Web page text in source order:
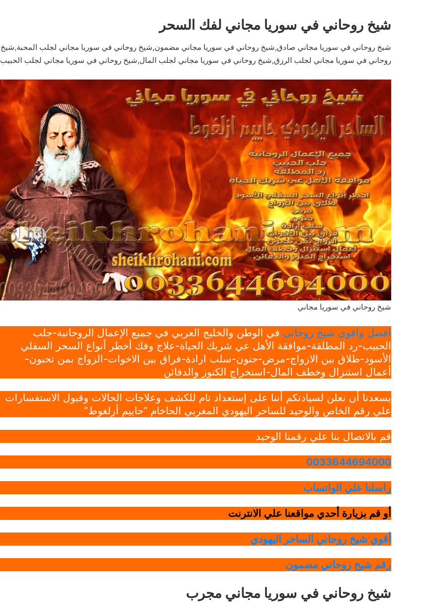
شيخ روحاني في سوريا مجاني لفك السحر
شيخ روحاني في سوريا مجاني صادق,شيخ روحاني في سوريا مجاني مضمون,شيخ روحاني في سوريا مجاني لجلب المحبة,شيخ
روحاني في سوريا مجاني لجلب الرزق,شيخ روحاني في سوريا مجاني لجلب المال,شيخ روحاني في سوريا مجاني لجلب الحبيب
شيخ روحاني في سوريا مجاني
افضل واقوي شيخ روحاني في الوطن والخليج العربي في جميع الإعمال الروحانية-جلب
الحبيب-رد المطلقة-موافقة الأهل عي شريك الحياة-علاج وفك أخطر أنواع السحر السفلي
الأسود-طلاق بين الازواج-مرض-جنون-سلب ارادة-فراق بين الاخوات-الزواج بمن تحبون-
أعمال استنزال وخطف المال-استخراج الكنوز والدفائن
يسعدنا أن نعلن لسيادتكم أننا على إستعداد تام للكشف وعلاجات الحالات وقبول الاستفسارات
علي رقم الخاص والوحيد للساحر اليهودي المغربي الحاخام “حاييم أزلغوط”
قم بالاتصال بنا علي رقمنا الوحيد
0033644694000
راسلنا علي الواتساب
أو قم بزيارة أحدي مواقعنا علي الانترنت
أقوي شيخ روحاني الساحر اليهودي
رقم شيخ روحاني مضمون
شيخ روحاني في سوريا مجاني مجرب